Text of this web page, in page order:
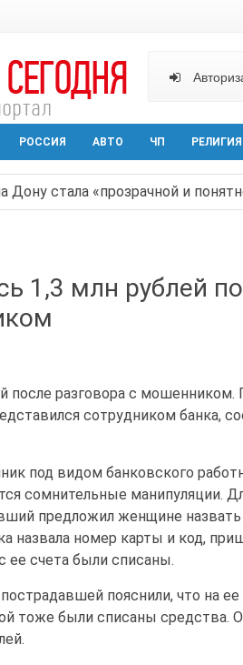
РОССИЯ АВТО ЧП РЕЛИГИЯ
Дону стала «прозрачной и
выставка посткроссинга
поджоге — сгорела АЗС и
в Геленжике, два малыша из
1,3 млн рублей
после разговора с мошенником.
сотрудником банка,
под видом банковского
сомнительные манипуляции.
предложил женщине
назвала номер карты и код,
ее счета были списаны.
пояснили, что на
тоже были списаны средства.